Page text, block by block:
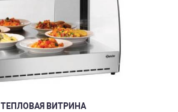
ТЕПЛОВАЯ ВИТРИНА